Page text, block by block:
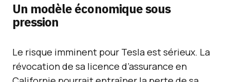
Un modèle économique sous
pression
Le risque imminent pour Tesla est sérieux. La
révocation de sa licence d’assurance en